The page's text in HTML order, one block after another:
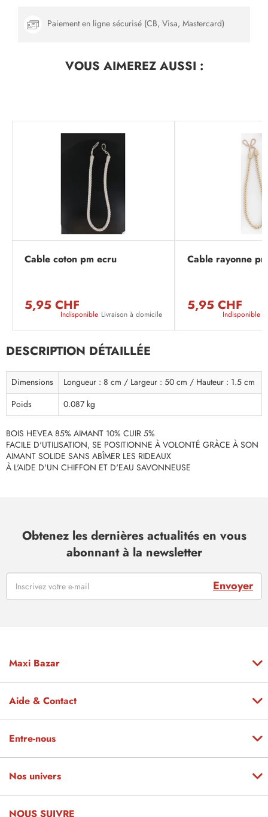
Paiement en ligne sécurisé (CB, Visa, Mastercard)
VOUS AIMEREZAUSSI :
Cable coton pm ecru
5,95 CHF
Indisponible Livraison à domicile
Cable rayonne
5,95 CHF
Indisponible
DESCRIPTION DÉTAILLÉE
Dimensions
Longueur : 8 cm / Largeur : 50 cm / Hauteur : 1.5 cm
Poids
0.087 kg
BOIS HEVEA 85% AIMANT 10% CUIR 5%
FACILE D'UTILISATION, SE POSITIONNE À VOLONTÉ GRÀCE À SON
AIMANT SOLIDE SANS ABÎMER LES RIDEAUX
À L'AIDE D'UN CHIFFON ET D'EAU SAVONNEUSE
Obtenez les dernières actualités en vous
abonnant à la newsletter
Envoyer
Maxi Bazar
Aide & Contact
Entre-nous
Nos univers
NOUS SUIVRE